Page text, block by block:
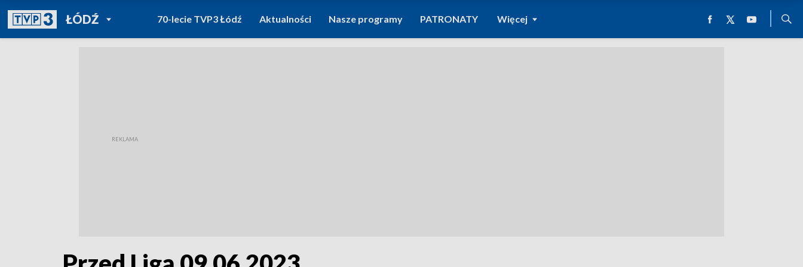
ŁÓDŹPOWRÓT DO
TVP REGIONY
70-lecie TVP3 Łódź Aktualności Nasze programy PATRONATY Więcej